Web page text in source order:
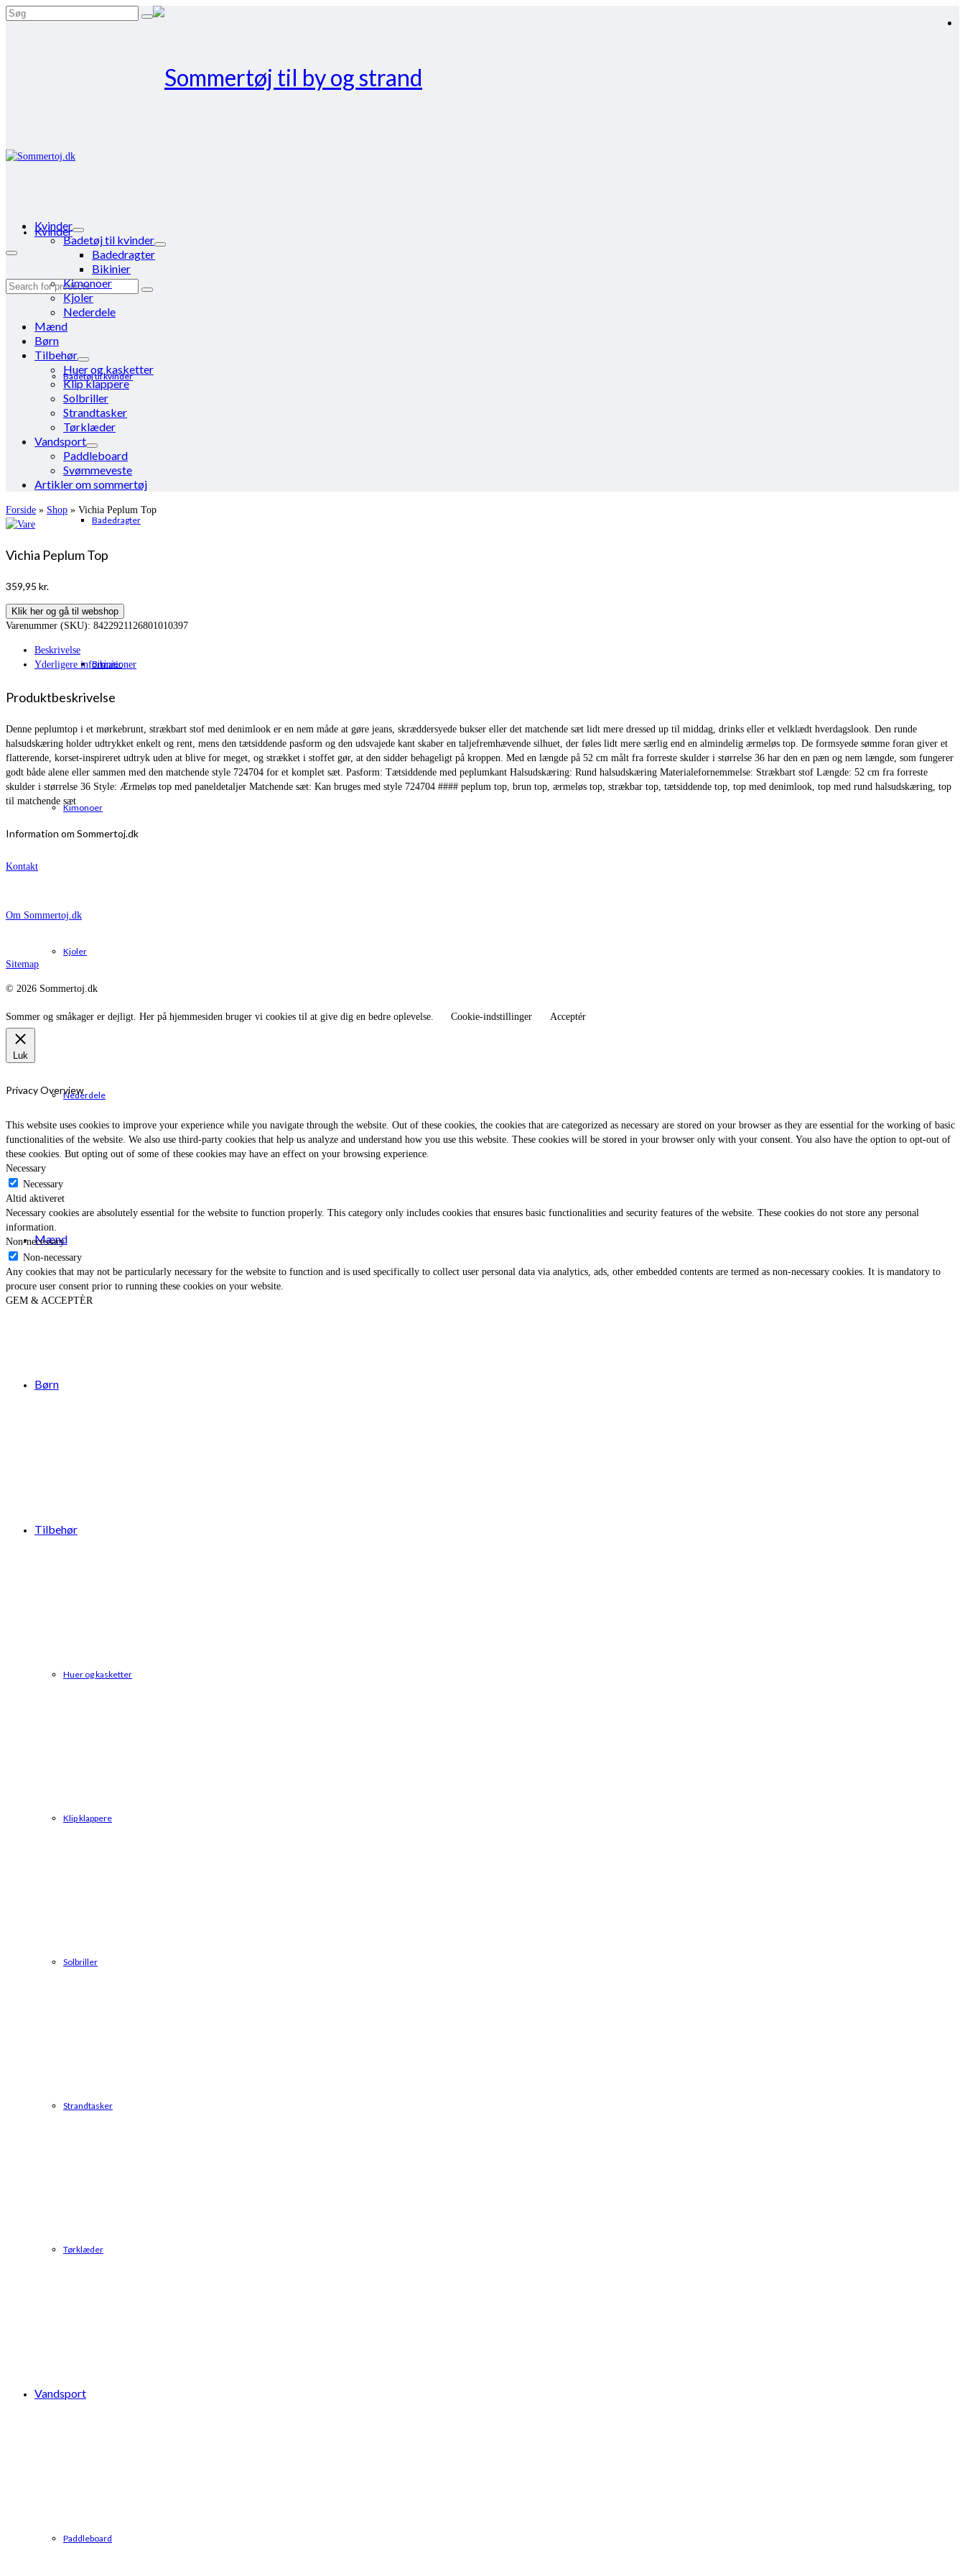
Search
Kvinder
Badetøj til kvinder
Badedragter
Bikinier
Kimonoer
Kjoler
Nederdele
Mænd
Børn
Tilbehør
Huer og kasketter
Klip klappere
Solbriller
Strandtasker
Tørklæder
Vandsport
Paddleboard
Search
Kvinder
Badetøj til kvinder
Badedragter
Bikinier
Kimonoer
Kjoler
Nederdele
Mænd
Børn
Tilbehør
Huer og kasketter
Klip klappere
Solbriller
Strandtasker
Tørklæder
Vandsport
Paddleboard
Svømmeveste
Artikler om sommertøj
Forside » Shop » Vichia Peplum Top
Vichia Peplum Top
359,95 kr.
Klik her og gå til webshop
Varenummer (SKU): 8422921126801010397
Beskrivelse
Yderligere informationer
Produktbeskrivelse
Denne peplumtop i et mørkebrunt, strækbart stof med denimlook er en nem måde at gøre jeans, skræddersyede bukser eller det matchende sæt lidt mere dressed up til middag, drinks eller et velklædt hverdagslook. Den runde
halsudskæring holder udtrykket enkelt og rent, mens den tætsiddende pasform og den udsvajede kant skaber en taljefremhævende silhuet, der føles lidt mere særlig end en almindelig ærmeløs top. De formsyede sømme foran giver et
flatterende, korset-inspireret udtryk uden at blive for meget, og strækket i stoffet gør, at den sidder behageligt på kroppen. Med en længde på 52 cm målt fra forreste skulder i størrelse 36 har den en pæn og nem længde, som fungerer
godt både alene eller sammen med den matchende style 724704 for et komplet sæt. Pasform: Tætsiddende med peplumkant Halsudskæring: Rund halsudskæring Materialefornemmelse: Strækbart stof Længde: 52 cm fra forreste
skulder i størrelse 36 Style: Ærmeløs top med paneldetaljer Matchende sæt: Kan bruges med style 724704 #### peplum top, brun top, ærmeløs top, strækbar top, tætsiddende top, top med denimlook, top med rund halsudskæring, top
til matchende sæt
Information om Sommertoj.dk
Kontakt
Om Sommertoj.dk
Sitemap
© 2026 Sommertoj.dk
Sommer og småkager er dejligt. Her på hjemmesiden bruger vi cookies til at give dig en bedre oplevelse. Cookie-indstillinger Acceptér
Luk
Privacy Overview
This website uses cookies to improve your experience while you navigate through the website. Out of these cookies, the cookies that are categorized as necessary are stored on your browser as they are essential for the working of basic
functionalities of the website. We also use third-party cookies that help us analyze and understand how you use this website. These cookies will be stored in your browser only with your consent. You also have the option to opt-out of
these cookies. But opting out of some of these cookies may have an effect on your browsing experience.
Necessary
Necessary
Altid aktiveret
Necessary cookies are absolutely essential for the website to function properly. This category only includes cookies that ensures basic functionalities and security features of the website. These cookies do not store any personal
information.
Non-necessary
Non-necessary
Any cookies that may not be particularly necessary for the website to function and is used specifically to collect user personal data via analytics, ads, other embedded contents are termed as non-necessary cookies. It is mandatory to
procure user consent prior to running these cookies on your website.
GEM & ACCEPTÈR